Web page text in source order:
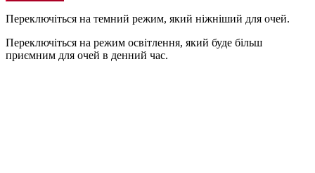
Переключіться на темний режим, який ніжніший для очей.
Переключіться на режим освітлення, який буде більш
приємним для очей в денний час.